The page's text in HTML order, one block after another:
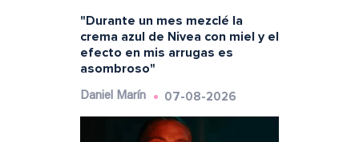
"Durante un mes mezclé la
crema azul de Nivea con miel y el
efecto en mis arrugas es
asombroso"
Daniel Marín 07-08-2026